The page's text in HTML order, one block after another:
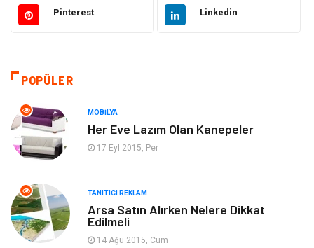
Gıda
Bilgisayar ve Yazılım
Giyim
Makine
Organizasyon Turizm
Pinterest Linkedin
POPÜLER
MOBILYA
Her Eve Lazım Olan Kanepeler
17 Eyl 2015, Per
TANITICI REKLAM
Arsa Satın Alırken Nelere Dikkat
Edilmeli
14 Ağu 2015, Cum